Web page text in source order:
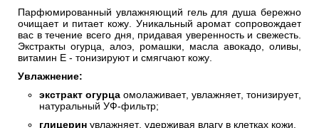
Парфюмированный увлажняющий гель для душа бережно
очищает и питает кожу. Уникальный аромат сопровождает
вас в течение всего дня, придавая уверенность и свежесть.
Экстракты огурца, алоэ, ромашки, масла авокадо, оливы,
витамин Е - тонизируют и смягчают кожу.
Увлажнение:
экстракт огурца омолаживает, увлажняет, тонизирует,
натуральный УФ-фильтр;
глицерин увлажняет, удерживая влагу в клетках кожи.